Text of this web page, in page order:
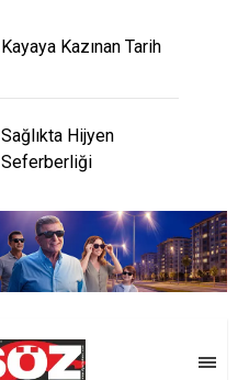
Kayaya Kazınan Tarih
Sağlıkta Hijyen
Seferberliği